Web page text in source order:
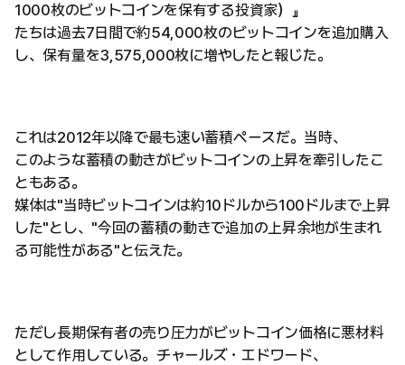
1000枚のビットコインを保有する投資家）』
たちは過去7日間で約54,000枚のビットコインを追加購入
し、保有量を3,575,000枚に増やしたと報じた。
これは2012年以降で最も速い蓄積ペースだ。当時、
このような蓄積の動きがビットコインの上昇を牽引したこ
ともある。
媒体は"当時ビットコインは約10ドルから100ドルまで上昇
した"とし、"今回の蓄積の動きで追加の上昇余地が生まれ
る可能性がある"と伝えた。
ただし長期保有者の売り圧力がビットコイン価格に悪材料
として作用している。チャールズ・エドワード、